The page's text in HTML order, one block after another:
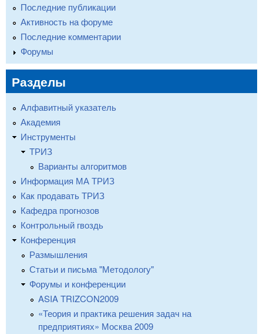
Последние публикации
Активность на форуме
Последние комментарии
Форумы
Разделы
Алфавитный указатель
Академия
Инструменты
ТРИЗ
Варианты алгоритмов
Информация МА ТРИЗ
Как продавать ТРИЗ
Кафедра прогнозов
Контрольный гвоздь
Конференция
Размышления
Статьи и письма "Методологу"
Форумы и конференции
ASIA TRIZCON2009
«Теория и практика решения задач на
предприятиях» Москва 2009